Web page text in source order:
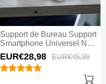
Support de Bureau Support
Smartphone Universel N07
Or
EUR€28,98 EUR€45,99